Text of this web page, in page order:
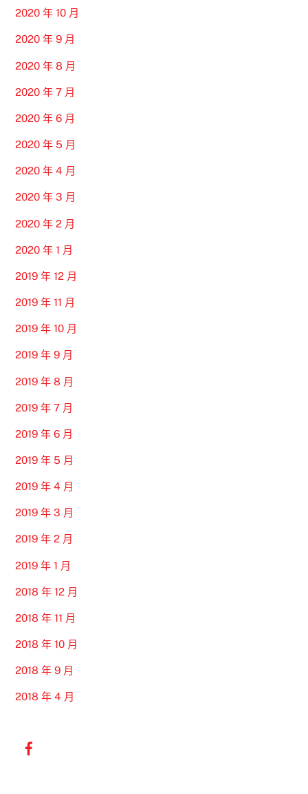
2020 年 10 月
2020 年 9 月
2020 年 8 月
2020 年 7 月
2020 年 6 月
2020 年 5 月
2020 年 4 月
2020 年 3 月
2020 年 2 月
2020 年 1 月
2019 年 12 月
2019 年 11 月
2019 年 10 月
2019 年 9 月
2019 年 8 月
2019 年 7 月
2019 年 6 月
2019 年 5 月
2019 年 4 月
2019 年 3 月
2019 年 2 月
2019 年 1 月
2018 年 12 月
2018 年 11 月
2018 年 10 月
2018 年 9 月
2018 年 4 月